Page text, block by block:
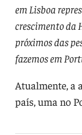
em Lisboa
crescimento da
próximos das
fazemos em
Atualmente, a
país, uma no